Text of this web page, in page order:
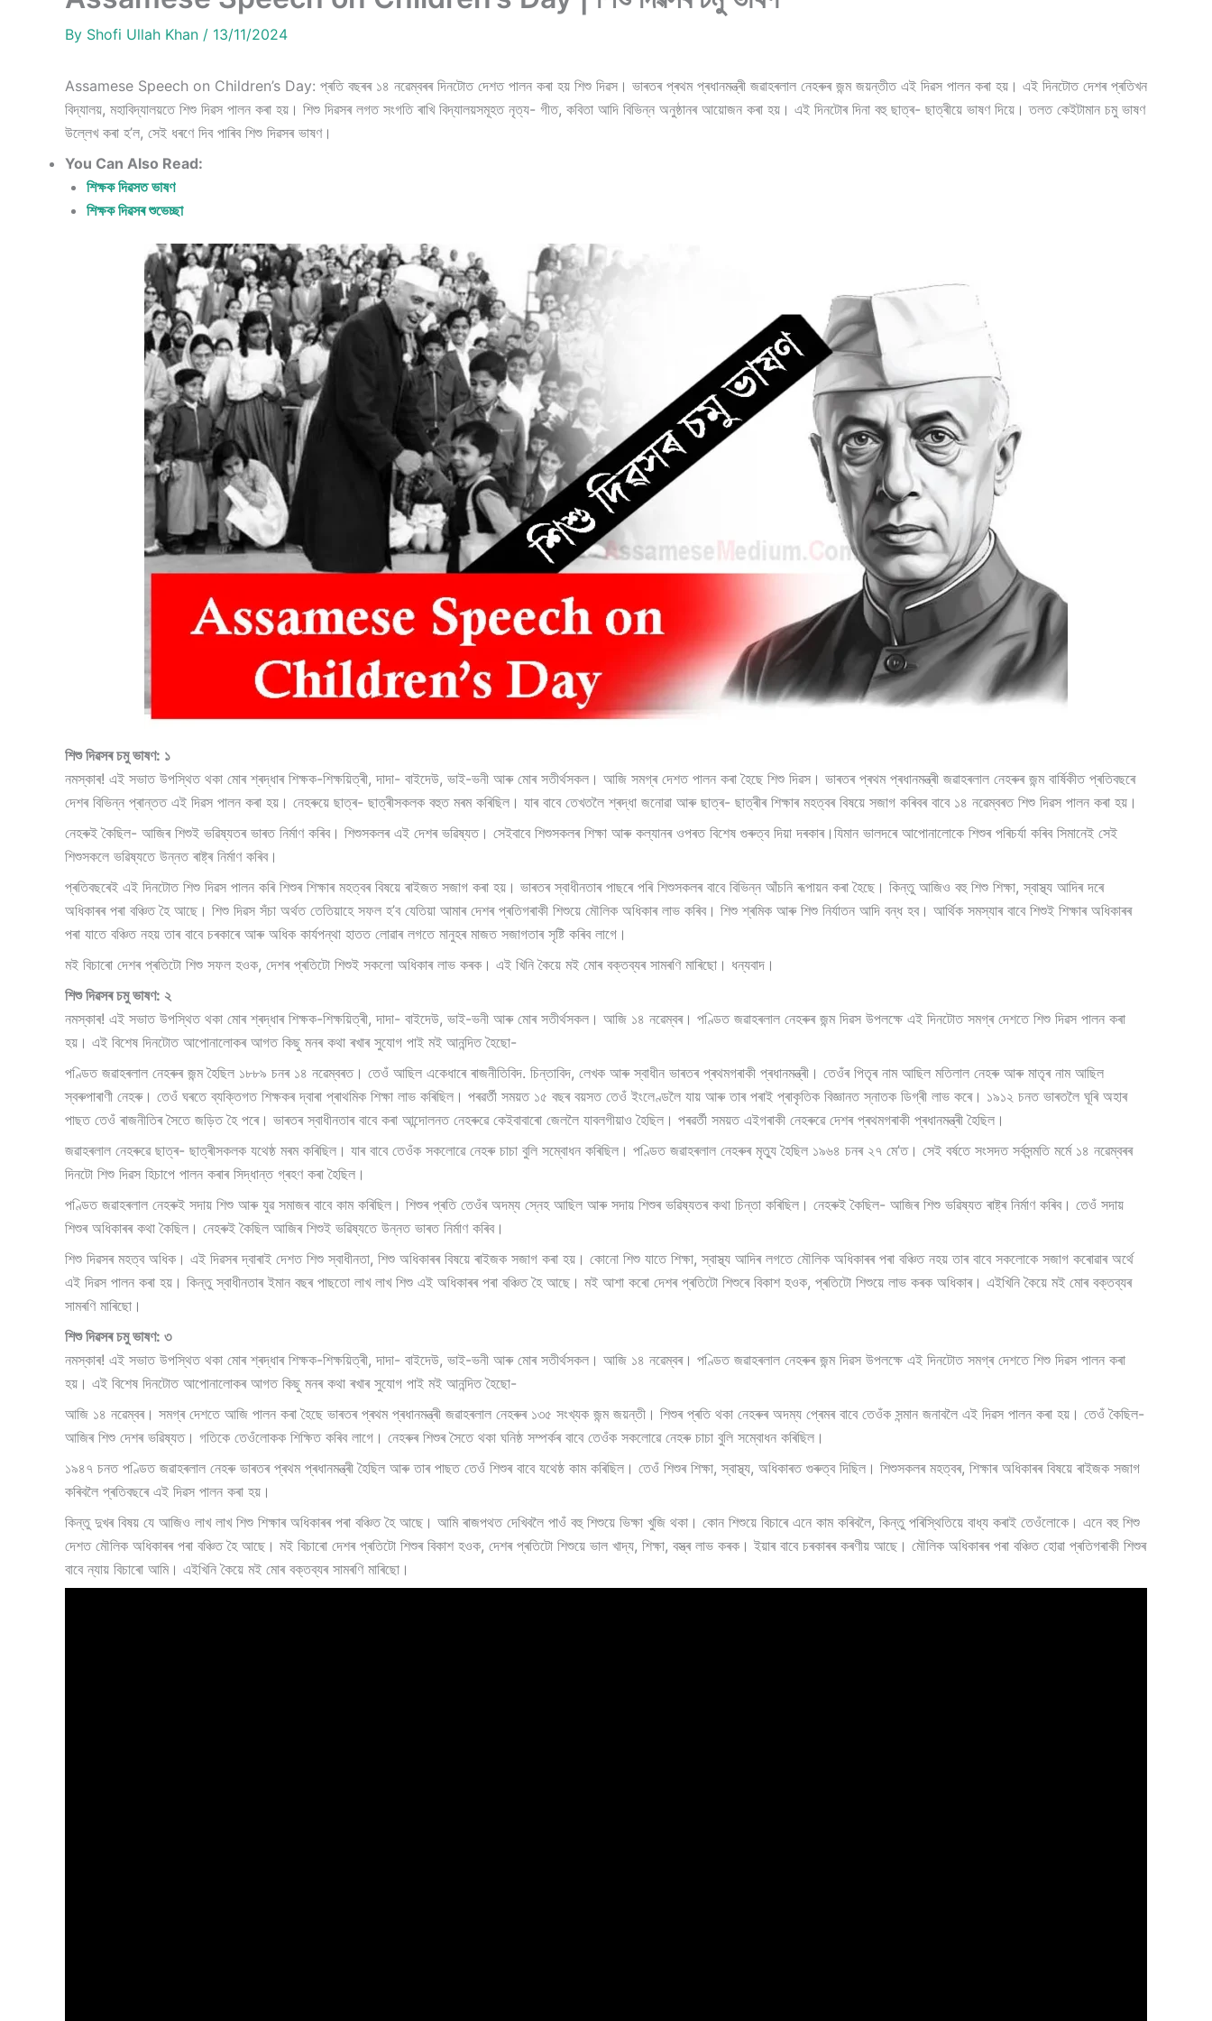
By Shofi Ullah Khan / 13/11/2024
Assamese Speech on Children’s Day: প্ৰতি বছৰৰ ১৪ নৱেম্বৰৰ দিনটোত দেশত পালন কৰা হয় শিশু দিৱস। ভাৰতৰ প্ৰথম প্ৰধানমন্ত্ৰী জৱাহৰলাল নেহৰুৰ জন্ম জয়ন্তীত এই দিৱস পালন কৰা হয়। এই দিনটোত দেশৰ প্ৰতিখন
বিদ্যালয়, মহাবিদ্যালয়তে শিশু দিৱস পালন কৰা হয়। শিশু দিৱসৰ লগত সংগতি ৰাখি বিদ্যালয়সমূহত নৃত্য- গীত, কবিতা আদি বিভিন্ন অনুষ্ঠানৰ আয়োজন কৰা হয়। এই দিনটোৰ দিনা বহু ছাত্ৰ- ছাত্ৰীয়ে ভাষণ দিয়ে। তলত কেইটামান চমু ভাষণ
উল্লেখ কৰা হ’ল, সেই ধৰণে দিব পাৰিব শিশু দিৱসৰ ভাষণ।
You Can Also Read:
শিক্ষক দিৱসত ভাষণ
শিক্ষক দিৱসৰ শুভেচ্ছা
শিশু দিৱসৰ চমু ভাষণ: ১
নমস্কাৰ! এই সভাত উপস্থিত থকা মোৰ শ্ৰদ্ধাৰ শিক্ষক-শিক্ষয়িত্ৰী, দাদা- বাইদেউ, ভাই-ভনী আৰু মোৰ সতীৰ্থসকল। আজি সমগ্ৰ দেশত পালন কৰা হৈছে শিশু দিৱস। ভাৰতৰ প্ৰথম প্ৰধানমন্ত্ৰী জৱাহৰলাল নেহৰুৰ জন্ম বাৰ্ষিকীত প্ৰতিবছৰে
দেশৰ বিভিন্ন প্ৰান্তত এই দিৱস পালন কৰা হয়। নেহৰুয়ে ছাত্ৰ- ছাত্ৰীসকলক বহুত মৰম কৰিছিল। যাৰ বাবে তেখতলৈ শ্ৰদ্ধা জনোৱা আৰু ছাত্ৰ- ছাত্ৰীৰ শিক্ষাৰ মহত্বৰ বিষয়ে সজাগ কৰিবৰ বাবে ১৪ নৱেম্বৰত শিশু দিৱস পালন কৰা হয়।
নেহৰুই কৈছিল- আজিৰ শিশুই ভৱিষ্যতৰ ভাৰত নিৰ্মাণ কৰিব। শিশুসকলৰ এই দেশৰ ভৱিষ্যত। সেইবাবে শিশুসকলৰ শিক্ষা আৰু কল্যানৰ ওপৰত বিশেষ গুৰুত্ব দিয়া দৰকাৰ।যিমান ভালদৰে আপোনালোকে শিশুৰ পৰিচৰ্যা কৰিব সিমানেই সেই
শিশুসকলে ভৱিষ্যতে উন্নত ৰাষ্ট্ৰ নিৰ্মাণ কৰিব।
প্ৰতিবছৰেই এই দিনটোত শিশু দিৱস পালন কৰি শিশুৰ শিক্ষাৰ মহত্বৰ বিষয়ে ৰাইজত সজাগ কৰা হয়। ভাৰতৰ স্বাধীনতাৰ পাছৰে পৰি শিশুসকলৰ বাবে বিভিন্ন আঁচনি ৰূপায়ন কৰা হৈছে। কিন্তু আজিও বহু শিশু শিক্ষা, স্বাস্থ্য আদিৰ দৰে
অধিকাৰৰ পৰা বঞ্চিত হৈ আছে। শিশু দিৱস সঁচা অৰ্থত তেতিয়াহে সফল হ’ব যেতিয়া আমাৰ দেশৰ প্ৰতিগৰাকী শিশুয়ে মৌলিক অধিকাৰ লাভ কৰিব। শিশু শ্ৰমিক আৰু শিশু নিৰ্যাতন আদি বন্ধ হব। আৰ্থিক সমস্যাৰ বাবে শিশুই শিক্ষাৰ অধিকাৰৰ
পৰা যাতে বঞ্চিত নহয় তাৰ বাবে চৰকাৰে আৰু অধিক কাৰ্যপন্থা হাতত লোৱাৰ লগতে মানুহৰ মাজত সজাগতাৰ সৃষ্টি কৰিব লাগে।
মই বিচাৰো দেশৰ প্ৰতিটো শিশু সফল হওক, দেশৰ প্ৰতিটো শিশুই সকলো অধিকাৰ লাভ কৰক। এই খিনি কৈয়ে মই মোৰ বক্তব্যৰ সামৰণি মাৰিছো। ধন্যবাদ।
শিশু দিৱসৰ চমু ভাষণ: ২
নমস্কাৰ! এই সভাত উপস্থিত থকা মোৰ শ্ৰদ্ধাৰ শিক্ষক-শিক্ষয়িত্ৰী, দাদা- বাইদেউ, ভাই-ভনী আৰু মোৰ সতীৰ্থসকল। আজি ১৪ নৱেম্বৰ। পণ্ডিত জৱাহৰলাল নেহৰুৰ জন্ম দিৱস উপলক্ষে এই দিনটোত সমগ্ৰ দেশতে শিশু দিৱস পালন কৰা
হয়। এই বিশেষ দিনটোত আপোনালোকৰ আগত কিছু মনৰ কথা ৰখাৰ সুযোগ পাই মই আনন্দিত হৈছো-
পণ্ডিত জৱাহৰলাল নেহৰুৰ জন্ম হৈছিল ১৮৮৯ চনৰ ১৪ নৱেম্বৰত। তেওঁ আছিল একেধাৰে ৰাজনীতিবিদ. চিন্তাবিদ, লেখক আৰু স্বাধীন ভাৰতৰ প্ৰথমগৰাকী প্ৰধানমন্ত্ৰী। তেওঁৰ পিতৃৰ নাম আছিল মতিলাল নেহৰু আৰু মাতৃৰ নাম আছিল
স্বৰুপাৰাণী নেহৰু। তেওঁ ঘৰতে ব্যক্তিগত শিক্ষকৰ দ্বাৰা প্ৰাথমিক শিক্ষা লাভ কৰিছিল। পৰৱৰ্তী সময়ত ১৫ বছৰ বয়সত তেওঁ ইংলেণ্ডলৈ যায় আৰু তাৰ পৰাই প্ৰাকৃতিক বিজ্ঞানত স্নাতক ডিগ্ৰী লাভ কৰে। ১৯১২ চনত ভাৰতলৈ ঘূৰি অহাৰ
পাছত তেওঁ ৰাজনীতিৰ সৈতে জড়িত হৈ পৰে। ভাৰতৰ স্বাধীনতাৰ বাবে কৰা আন্দোলনত নেহৰুৱে কেইবাবাৰো জেললৈ যাবলগীয়াও হৈছিল। পৰৱৰ্তী সময়ত এইগৰাকী নেহৰুৱে দেশৰ প্ৰথমগৰাকী প্ৰধানমন্ত্ৰী হৈছিল।
জৱাহৰলাল নেহৰুৱে ছাত্ৰ- ছাত্ৰীসকলক যথেষ্ঠ মৰম কৰিছিল। যাৰ বাবে তেওঁক সকলোৱে নেহৰু চাচা বুলি সম্বোধন কৰিছিল। পণ্ডিত জৱাহৰলাল নেহৰুৰ মৃত্যু হৈছিল ১৯৬৪ চনৰ ২৭ মে’ত। সেই বৰ্ষতে সংসদত সৰ্বসন্মতি মৰ্মে ১৪ নৱেম্বৰৰ
দিনটো শিশু দিৱস হিচাপে পালন কৰাৰ সিদ্ধান্ত গ্ৰহণ কৰা হৈছিল।
পণ্ডিত জৱাহৰলাল নেহৰুই সদায় শিশু আৰু যুৱ সমাজৰ বাবে কাম কৰিছিল। শিশুৰ প্ৰতি তেওঁৰ অদম্য স্নেহ আছিল আৰু সদায় শিশুৰ ভৱিষ্যতৰ কথা চিন্তা কৰিছিল। নেহৰুই কৈছিল- আজিৰ শিশু ভৱিষ্যত ৰাষ্ট্ৰ নিৰ্মাণ কৰিব। তেওঁ সদায়
শিশুৰ অধিকাৰৰ কথা কৈছিল। নেহৰুই কৈছিল আজিৰ শিশুই ভৱিষ্যতে উন্নত ভাৰত নিৰ্মাণ কৰিব।
শিশু দিৱসৰ মহত্ব অধিক। এই দিৱসৰ দ্বাৰাই দেশত শিশু স্বাধীনতা, শিশু অধিকাৰৰ বিষয়ে ৰাইজক সজাগ কৰা হয়। কোনো শিশু যাতে শিক্ষা, স্বাস্থ্য আদিৰ লগতে মৌলিক অধিকাৰৰ পৰা বঞ্চিত নহয় তাৰ বাবে সকলোকে সজাগ কৰোৱাৰ অৰ্থে
এই দিৱস পালন কৰা হয়। কিন্তু স্বাধীনতাৰ ইমান বছৰ পাছতো লাখ লাখ শিশু এই অধিকাৰৰ পৰা বঞ্চিত হৈ আছে। মই আশা কৰো দেশৰ প্ৰতিটো শিশুৰে বিকাশ হওক, প্ৰতিটো শিশুয়ে লাভ কৰক অধিকাৰ। এইখিনি কৈয়ে মই মোৰ বক্তব্যৰ
সামৰণি মাৰিছো।
শিশু দিৱসৰ চমু ভাষণ: ৩
নমস্কাৰ! এই সভাত উপস্থিত থকা মোৰ শ্ৰদ্ধাৰ শিক্ষক-শিক্ষয়িত্ৰী, দাদা- বাইদেউ, ভাই-ভনী আৰু মোৰ সতীৰ্থসকল। আজি ১৪ নৱেম্বৰ। পণ্ডিত জৱাহৰলাল নেহৰুৰ জন্ম দিৱস উপলক্ষে এই দিনটোত সমগ্ৰ দেশতে শিশু দিৱস পালন কৰা
হয়। এই বিশেষ দিনটোত আপোনালোকৰ আগত কিছু মনৰ কথা ৰখাৰ সুযোগ পাই মই আনন্দিত হৈছো-
আজি ১৪ নৱেম্বৰ। সমগ্ৰ দেশতে আজি পালন কৰা হৈছে ভাৰতৰ প্ৰথম প্ৰধানমন্ত্ৰী জৱাহৰলাল নেহৰুৰ ১৩৫ সংখ্যক জন্ম জয়ন্তী। শিশুৰ প্ৰতি থকা নেহৰুৰ অদম্য প্ৰেমৰ বাবে তেওঁক সন্মান জনাবলৈ এই দিৱস পালন কৰা হয়। তেওঁ কৈছিল-
আজিৰ শিশু দেশৰ ভৱিষ্যত। গতিকে তেওঁলোকক শিক্ষিত কৰিব লাগে। নেহৰুৰ শিশুৰ সৈতে থকা ঘনিষ্ঠ সম্পৰ্কৰ বাবে তেওঁক সকলোৱে নেহৰু চাচা বুলি সম্বোধন কৰিছিল।
১৯৪৭ চনত পণ্ডিত জৱাহৰলাল নেহৰু ভাৰতৰ প্ৰথম প্ৰধানমন্ত্ৰী হৈছিল আৰু তাৰ পাছত তেওঁ শিশুৰ বাবে যথেষ্ঠ কাম কৰিছিল। তেওঁ শিশুৰ শিক্ষা, স্বাস্থ্য, অধিকাৰত গুৰুত্ব দিছিল। শিশুসকলৰ মহত্বৰ, শিক্ষাৰ অধিকাৰৰ বিষয়ে ৰাইজক সজাগ
কৰিবলৈ প্ৰতিবছৰে এই দিৱস পালন কৰা হয়।
কিন্তু দুখৰ বিষয় যে আজিও লাখ লাখ শিশু শিক্ষাৰ অধিকাৰৰ পৰা বঞ্চিত হৈ আছে। আমি ৰাজপথত দেখিবলৈ পাওঁ বহু শিশুয়ে ভিক্ষা খুজি থকা। কোন শিশুয়ে বিচাৰে এনে কাম কৰিবলৈ, কিন্তু পৰিস্থিতিয়ে বাধ্য কৰাই তেওঁলোকে। এনে বহু শিশু
দেশত মৌলিক অধিকাৰৰ পৰা বঞ্চিত হৈ আছে। মই বিচাৰো দেশৰ প্ৰতিটো শিশুৰ বিকাশ হওক, দেশৰ প্ৰতিটো শিশুয়ে ভাল খাদ্য, শিক্ষা, বস্ত্ৰ লাভ কৰক। ইয়াৰ বাবে চৰকাৰৰ কৰণীয় আছে। মৌলিক অধিকাৰৰ পৰা বঞ্চিত হোৱা প্ৰতিগৰাকী শিশুৰ
বাবে ন্যায় বিচাৰো আমি। এইখিনি কৈয়ে মই মোৰ বক্তব্যৰ সামৰণি মাৰিছো।